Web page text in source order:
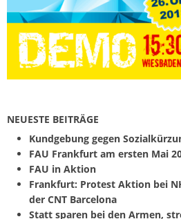
NEUESTE BEITRÄGE
Kundgebung gegen
FAU Frankfurt am ersten Mai
FAU in Aktion
Frankfurt: Protest Aktion bei
der CNT Barcelona
Statt sparen bei den Armen,